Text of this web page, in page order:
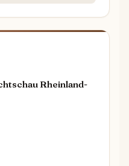
Rheinland-